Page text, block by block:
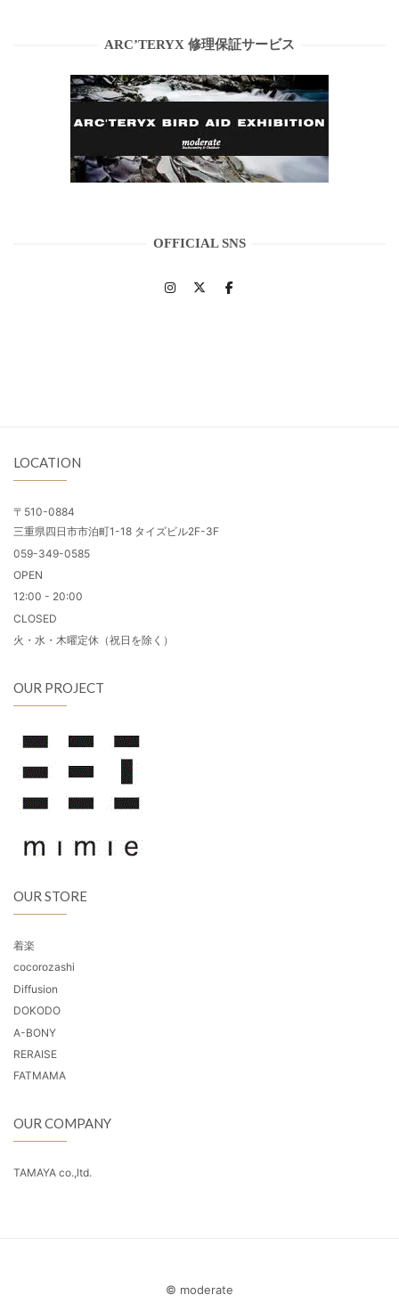
ARC’TERYX 修理保証サービス
OFFICIAL SNS
LOCATION
〒510-0884
三重県四日市市泊町1-18 タイズビル2F-3F
059-349-0585
OPEN
12:00 - 20:00
CLOSED
火・水・木曜定休（祝日を除く）
OUR PROJECT
OUR STORE
着楽
cocorozashi
Diffusion
DOKODO
A-BONY
RERAISE
FATMAMA
OUR COMPANY
TAMAYA co.,ltd.
© moderate